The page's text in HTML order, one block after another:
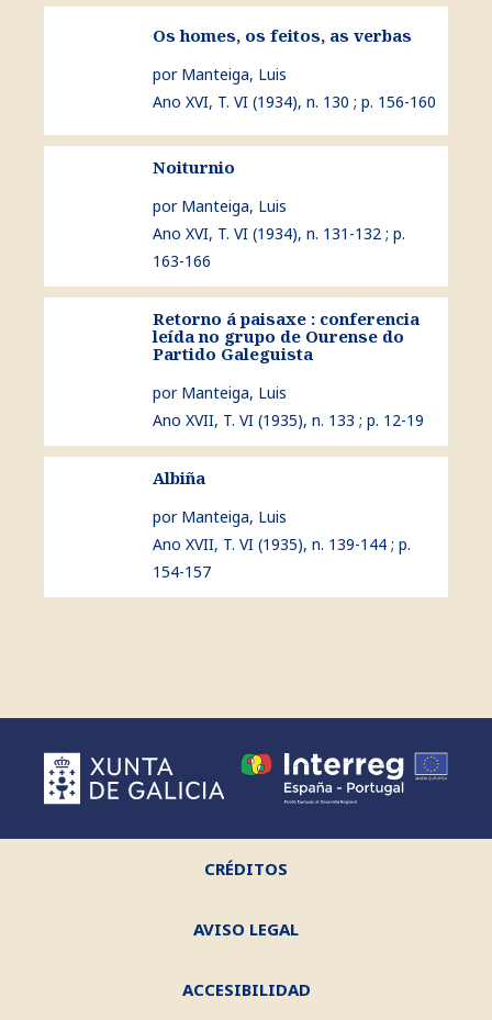
ver Os homes, os feitos, as verbas
Os homes, os feitos, as verbas
por Manteiga, Luis
Ano XVI, T. VI (1934), n. 130 ; p. 156-160
ver NoiturnioNoiturnio
por Manteiga, Luis
Ano XVI, T. VI (1934), n. 131-132 ; p.
163-166
ver Retorno á paisaxe : conferencia leída no grupo de
Retorno á paisaxe : conferencia
leída no grupo de Ourense do
Partido Galeguista
por Manteiga, Luis
Ano XVII, T. VI (1935), n. 133 ; p. 12-19
Albiña
por Manteiga, Luis
Ano XVII, T. VI (1935), n. 139-144 ; p.
154-157
CRÉDITOS
AVISO LEGAL
ACCESIBILIDAD